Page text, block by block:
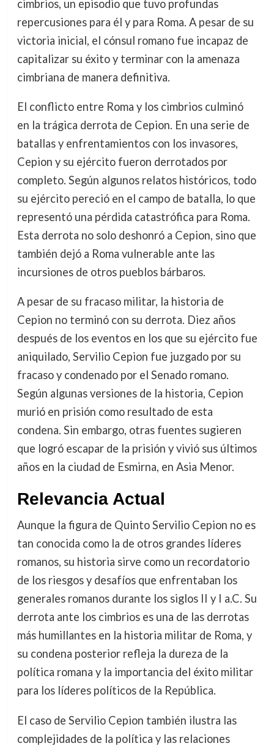
cimbrios, un episodio que tuvo profundas
repercusiones para él y para Roma. A pesar de su
victoria inicial, el cónsul romano fue incapaz de
capitalizar su éxito y terminar con la amenaza
cimbriana de manera definitiva.
El conflicto entre Roma y los cimbrios culminó
en la trágica derrota de Cepion. En una serie de
batallas y enfrentamientos con los invasores,
Cepion y su ejército fueron derrotados por
completo. Según algunos relatos históricos, todo
su ejército pereció en el campo de batalla, lo que
representó una pérdida catastrófica para Roma.
Esta derrota no solo deshonró a Cepion, sino que
también dejó a Roma vulnerable ante las
incursiones de otros pueblos bárbaros.
A pesar de su fracaso militar, la historia de
Cepion no terminó con su derrota. Diez años
después de los eventos en los que su ejército fue
aniquilado, Servilio Cepion fue juzgado por su
fracaso y condenado por el Senado romano.
Según algunas versiones de la historia, Cepion
murió en prisión como resultado de esta
condena. Sin embargo, otras fuentes sugieren
que logró escapar de la prisión y vivió sus últimos
años en la ciudad de Esmirna, en Asia Menor.
Relevancia Actual
Aunque la figura de Quinto Servilio Cepion no es
tan conocida como la de otros grandes líderes
romanos, su historia sirve como un recordatorio
de los riesgos y desafíos que enfrentaban los
generales romanos durante los siglos II y I a.C. Su
derrota ante los cimbrios es una de las derrotas
más humillantes en la historia militar de Roma, y
su condena posterior refleja la dureza de la
política romana y la importancia del éxito militar
para los líderes políticos de la República.
El caso de Servilio Cepion también ilustra las
complejidades de la política y las relaciones